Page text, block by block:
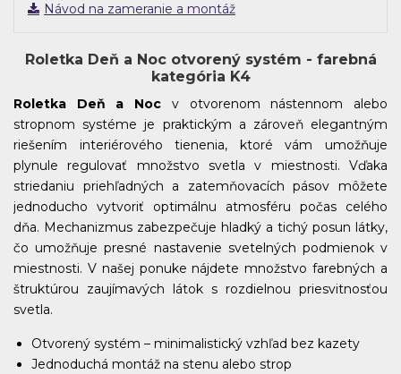
DN229 DN230 DN231 DN232
DN233 DN234 DN235 DN236
DN237
Návod na zameranie a montáž
Roletka Deň a Noc otvorený systém - farebná
kategória K4
Roletka Deň a Noc v otvorenom nástennom alebo
stropnom systéme je praktickým a zároveň elegantným
riešením interiérového tienenia, ktoré vám umožňuje
plynule regulovať množstvo svetla v miestnosti. Vďaka
striedaniu priehľadných a zatemňovacích pásov môžete
jednoducho vytvoriť optimálnu atmosféru počas celého
dňa. Mechanizmus zabezpečuje hladký a tichý posun látky,
čo umožňuje presné nastavenie svetelných podmienok v
miestnosti. V našej ponuke nájdete množstvo farebných a
štruktúrou zaujímavých látok s rozdielnou priesvitnosťou
svetla.
Otvorený systém – minimalistický vzhľad bez kazety
Jednoduchá montáž na stenu alebo strop